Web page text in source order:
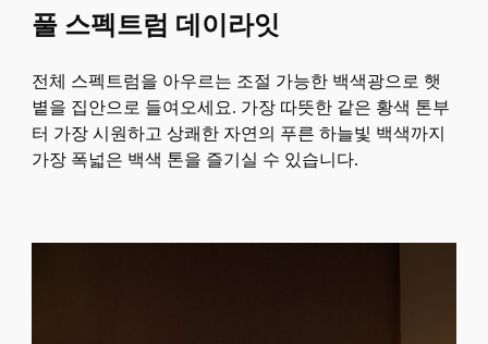
풀 스펙트럼 데이라잇
전체 스펙트럼을 아우르는 조절 가능한 백색광으로 햇
볕을 집안으로 들여오세요. 가장 따뜻한 같은 황색 톤부
터 가장 시원하고 상쾌한 자연의 푸른 하늘빛 백색까지
가장 폭넓은 백색 톤을 즐기실 수 있습니다.